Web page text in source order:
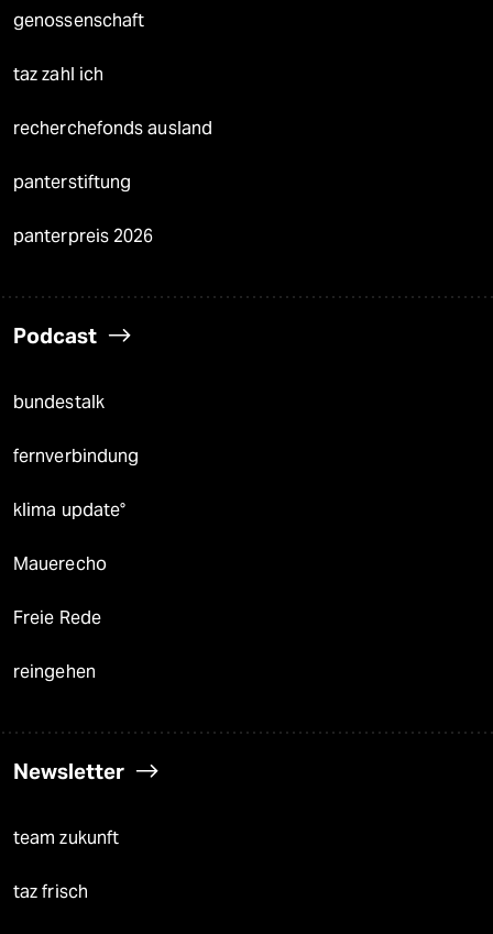
genossenschaft
taz zahl ich
recherchefonds ausland
panterstiftung
panterpreis 2026
Podcast
bundestalk
fernverbindung
klima update°
Mauerecho
Freie Rede
reingehen
Newsletter
team zukunft
taz frisch